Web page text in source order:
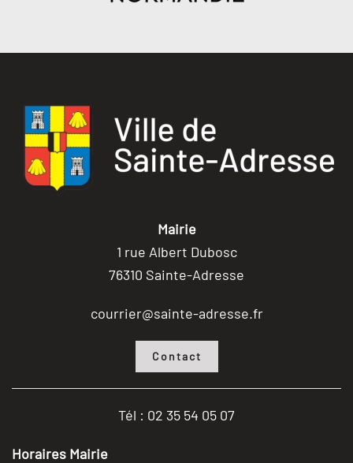
Mairie
1 rue Albert Dubosc
76310 Sainte-Adresse
courrier@sainte-adresse.fr
Contact
Tél : 02 35 54 05 07
Horaires Mairie